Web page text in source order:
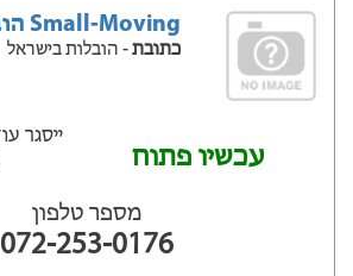
Small-Moving הובלות קטנות
כתובת- הובלות בישראל
עכשיו פתוח
מספר טלפון
072-253-0176